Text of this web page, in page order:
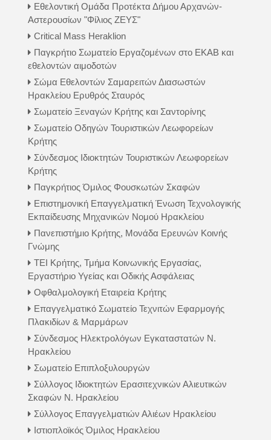
Εθελοντική Ομάδα Προτέκτα Δήμου Αρχανών-
Αστερουσίων "Φίλιος ΖΕΥΣ"
Critical Mass Heraklion
Παγκρήτιο Σωματείο Εργαζομένων στο ΕΚΑΒ και
εθελοντών αιμοδοτών
Σώμα Εθελοντών Σαμαρειτών Διασωστών
Ηρακλείου Ερυθρός Σταυρός
Σωματείο Ξεναγών Κρήτης και Σαντορίνης
Σωματείο Οδηγών Τουριστικών Λεωφορείων
Κρήτης
Σύνδεσμος Ιδιοκτητών Τουριστικών Λεωφορείων
Κρήτης
Παγκρήτιος Όμιλος Φουσκωτών Σκαφών
Επιστημονική Επαγγελματική Ένωση Τεχνολογικής
Εκπαίδευσης Μηχανικών Νομού Ηρακλείου
Πανεπιστήμιο Κρήτης, Μονάδα Ερευνών Κοινής
Γνώμης
ΤΕΙ Κρήτης, Τμήμα Κοινωνικής Εργασίας,
Εργαστήριο Υγείας και Οδικής Ασφάλειας
Οφθαλμολογική Εταιρεία Κρήτης
Επαγγελματικό Σωματείο Τεχνιτών Εφαρμογής
Πλακιδίων & Μαρμάρων
Σύνδεσμος Ηλεκτρολόγων Εγκαταστατών Ν.
Ηρακλείου
Σωματείο Επιπλοξυλουργών
Σύλλογος Ιδιοκτητών Ερασιτεχνικών Αλιευτικών
Σκαφών Ν. Ηρακλείου
Σύλλογος Επαγγελματιών Αλιέων Ηρακλείου
Ιστιοπλοϊκός Όμιλος Ηρακλείου